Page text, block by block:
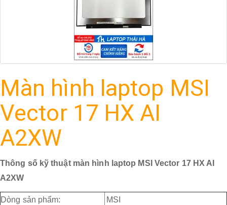
Màn hình laptop MSI
Vector 17 HX AI
A2XW
Thông số kỹ thuật màn hình laptop MSI Vector 17 HX AI
A2XW
Dòng sản phẩm:
MSI